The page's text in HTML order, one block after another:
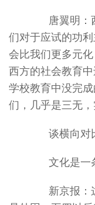
唐翼明：
们对于应试的功
会比我们更多元
西方的社会教育
学校教育中没完
们，几乎是三无，
谈横向对
文化是一
新京报：这